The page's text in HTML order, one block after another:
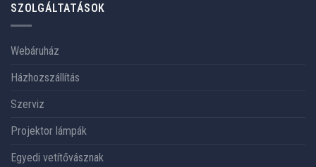
SZOLGÁLTATÁSOK
Webáruház
Házhozszállítás
Szerviz
Projektor lámpák
Egyedi vetítővásznak